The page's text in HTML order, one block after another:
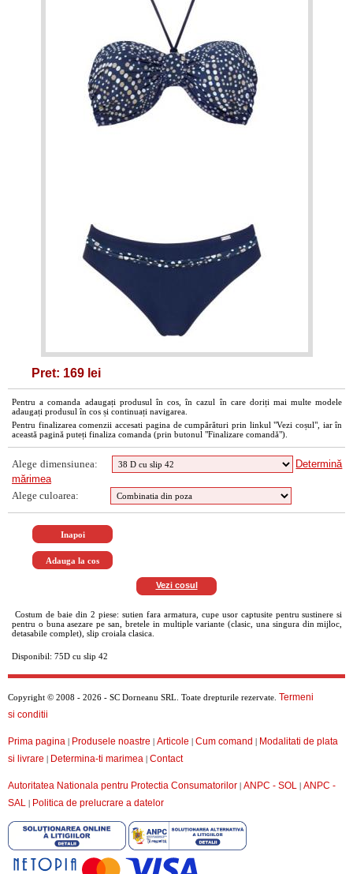
Pret: 169 lei
Pentru a comanda adaugați produsul în cos, în cazul în care doriți mai multe modele
adaugați produsul în cos și continuați navigarea.
Pentru finalizarea comenzii accesati pagina de cumpărături prin linkul "Vezi coșul", iar în
această pagină puteți finaliza comanda (prin butonul "Finalizare comandă").
Alege dimensiunea:
Determină
mărimea
Alege culoarea:
Vezi cosul
Costum de baie din 2 piese: sutien fara armatura, cupe usor captusite pentru sustinere si
pentru o buna asezare pe san, bretele in multiple variante (clasic, una singura din mijloc,
detasabile complet), slip croiala clasica.
Disponibil: 75D cu slip 42
Copyright © 2008 - 2026 - SC Dorneanu SRL. Toate drepturile rezervate. Termeni
si conditii
Prima pagina | Produsele noastre | Articole | Cum comand | Modalitati de plata
si livrare | Determina-ti marimea | Contact
Autoritatea Nationala pentru Protectia Consumatorilor | ANPC - SOL | ANPC -
SAL | Politica de prelucrare a datelor